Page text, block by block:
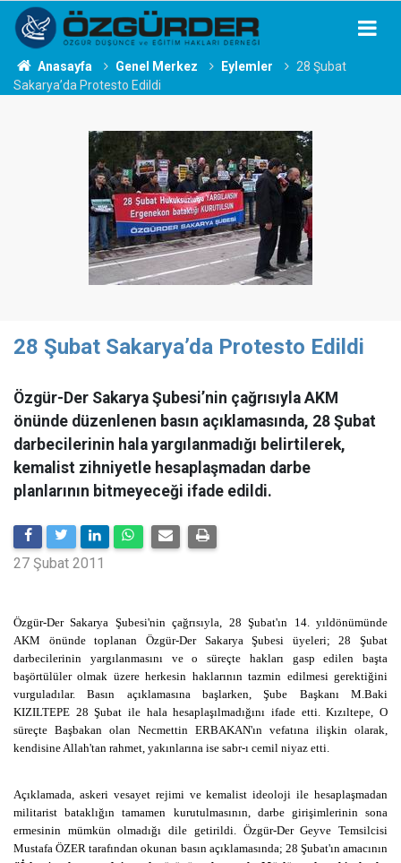
Anasayfa Genel Merkez Eylemler
28 Şubat
Sakarya’da Protesto Edildi
28 Şubat Sakarya’da Protesto Edildi
Özgür-Der Sakarya Şubesi’nin çağrısıyla AKM
önünde düzenlenen basın açıklamasında, 28 Şubat
darbecilerinin hala yargılanmadığı belirtilerek,
kemalist zihniyetle hesaplaşmadan darbe
planlarının bitmeyeceği ifade edildi.
27 Şubat 2011
Özgür-Der Sakarya Şubesi'nin çağrısıyla, 28 Şubat'ın 14. yıldönümünde
AKM önünde toplanan Özgür-Der Sakarya Şubesi üyeleri; 28 Şubat
darbecilerinin yargılanmasını ve o süreçte hakları gasp edilen başta
başörtülüler olmak üzere herkesin haklarının tazmin edilmesi gerektiğini
vurguladılar. Basın açıklamasına başlarken, Şube Başkanı M.Baki
KIZILTEPE 28 Şubat ile hala hesaplaşılmadığını ifade etti. Kızıltepe, O
süreçte Başbakan olan Necmettin ERBAKAN'ın vefatına ilişkin olarak,
kendisine Allah'tan rahmet, yakınlarına ise sabr-ı cemil niyaz etti.
Açıklamada, askeri vesayet rejimi ve kemalist ideoloji ile hesaplaşmadan
militarist bataklığın tamamen kurutulmasının, darbe girişimlerinin sona
ermesinin mümkün olmadığı dile getirildi. Özgür-Der Geyve Temsilcisi
Mustafa ÖZER tarafından okunan basın açıklamasında; 28 Şubat'ın amacının